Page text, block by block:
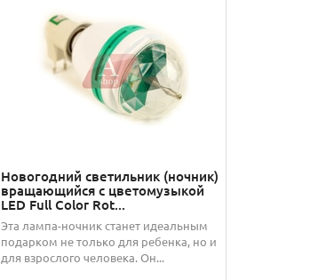
Новогодний светильник (ночник)
вращающийся с цветомузыкой
LED Full Color Rot...
Эта лампа-ночник станет идеальным
подарком не только для ребенка, но и
для взрослого человека. Он...